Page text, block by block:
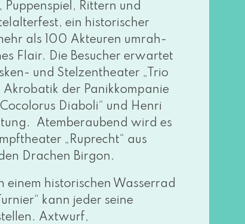
Rittern und
ein his­to­ri­scher
als 100 Akteuren umrah­
Flair. Die Besucher erwar­tet
und Stelzentheater „Trio
Akrobatik der Panikkompanie
Diaboli“ und Henri
Atemberaubend wird es
„Ruprecht“ aus
Drachen Birgon.
his­to­ri­schen Wasserrad
kann jeder sei­ne
Axtwurf,